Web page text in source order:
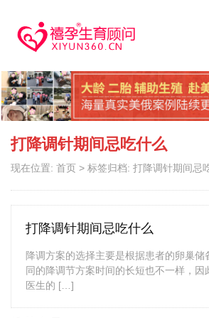
打降调针期间忌吃什么
现在位置: 首页 > 标签归档: 打降调针期间忌
打降调针期间忌吃什么
降调方案的选择主要是根据患者的卵巢储
同的降调节方案时间的长短也不一样，因
医生的 […]